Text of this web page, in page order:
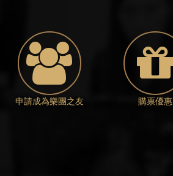
申請成為樂團之友 購票優惠